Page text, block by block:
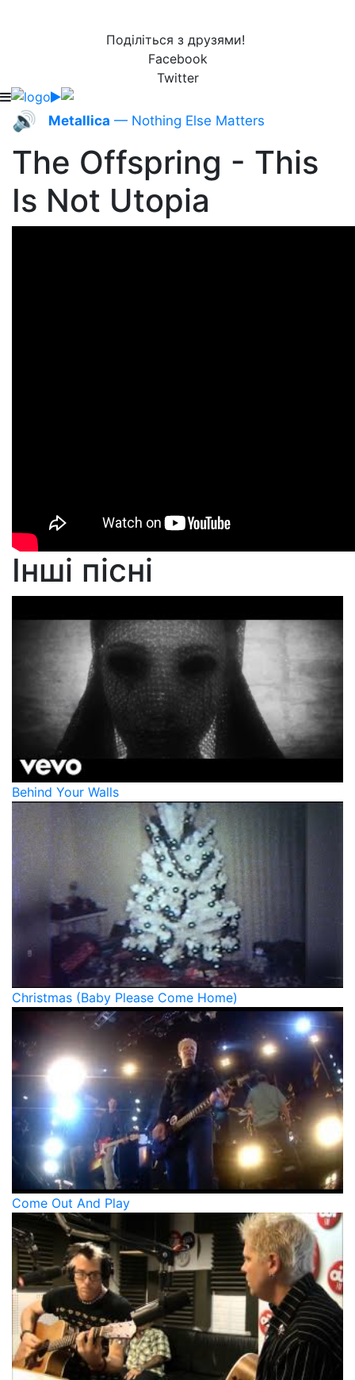
Поділіться з друзями!
Facebook
Twitter
🔊 Metallica — Nothing Else Matters
The Offspring - This
Is Not Utopia
Інші пісні
Behind Your Walls
Christmas (Baby Please Come Home)
Come Out And Play